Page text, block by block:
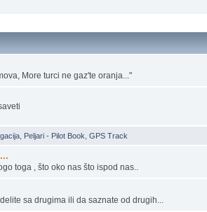
More turci ne gaz'te oranja..."
Peljari - Pilot Book GPS Track
toga , što oko nas što ispod nas..
sa drugima ili da saznate od drugih...